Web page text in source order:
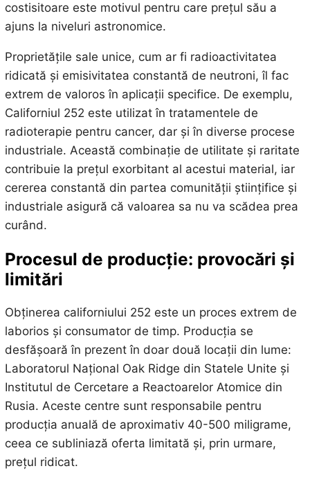
costisitoare este motivul pentru care prețul său a
ajuns la niveluri astronomice.
Proprietățile sale unice, cum ar fi radioactivitatea
ridicată și emisivitatea constantă de neutroni, îl fac
extrem de valoros în aplicații specifice. De exemplu,
Californiul 252 este utilizat în tratamentele de
radioterapie pentru cancer, dar și în diverse procese
industriale. Această combinație de utilitate și raritate
contribuie la prețul exorbitant al acestui material, iar
cererea constantă din partea comunității științifice și
industriale asigură că valoarea sa nu va scădea prea
curând.
Procesul de producție: provocări și
limitări
Obținerea californiului 252 este un proces extrem de
laborios și consumator de timp. Producția se
desfășoară în prezent în doar două locații din lume:
Laboratorul Național Oak Ridge din Statele Unite și
Institutul de Cercetare a Reactoarelor Atomice din
Rusia. Aceste centre sunt responsabile pentru
producția anuală de aproximativ 40-500 miligrame,
ceea ce subliniază oferta limitată și, prin urmare,
prețul ridicat.